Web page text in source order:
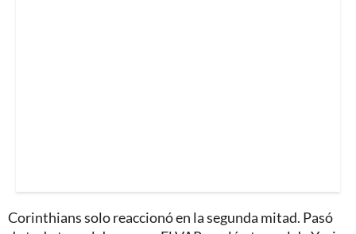
Corinthians solo reaccionó en la segunda mitad. Pasó